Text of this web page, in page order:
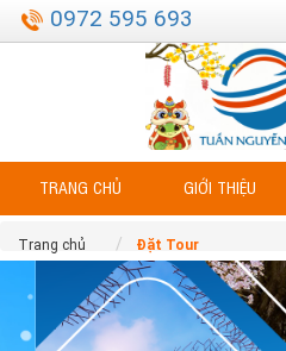
0972 595 693
TRANG CHỦ GIỚI THIỆU
Trang chủ Đặt Tour